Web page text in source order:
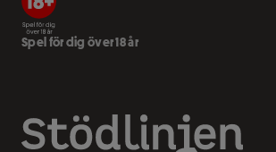
Spel för dig över 18 år